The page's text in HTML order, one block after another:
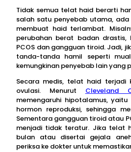
Tidak semua telat haid berarti
salah satu penyebab utama,
membuat haid terlambat.
perubahan berat badan drastis,
PCOS dan gangguan tiroid. Jadi,
tanda-tanda hamil seperti
kemungkinan penyebab lain yang
Secara medis, telat haid terjadi
ovulasi. Menurut Cleveland
memengaruhi hipotalamus,
hormon reproduksi, sehingga
Sementara gangguan tiroid atau
menjadi tidak teratur. Jika telat
bulan atau disertai gejala
periksa ke dokter untuk